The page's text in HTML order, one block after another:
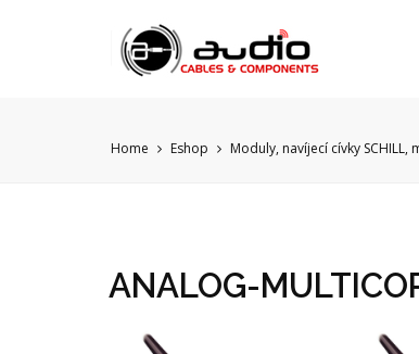
Home Eshop Moduly, navíjecí cívky SCHILL,
ANALOG-